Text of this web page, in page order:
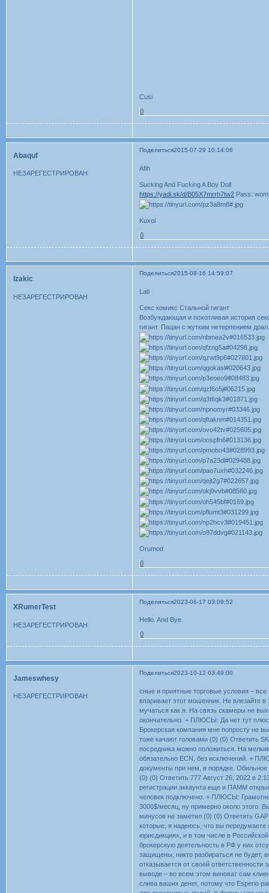
Cusi
0
Поделиться2015-07-29 10:14:06
Abaquf
НЕЗАРЕГЕСТРИРОВАН
Afih
Sucking And Fucking A Boy Doll
https://yadi.sk/d/B05X7mrrh7tw2 Pass:
Kuxol
0
Поделиться2015-08-16 14:59:07
Izakic
НЕЗАРЕГЕСТРИРОВАН
Lati
Секс комикс Стальной гигант
Возбуждающая и похотливая история
гигант. Пацан с жутким нетерпением
Orumod
0
Поделиться2023-06-17 03:09:52
XRumerTest
НЕЗАРЕГЕСТРИРОВАН
Hello. And Bye.
0
Поделиться2023-10-12 03:49:00
Jameswhesy
НЕЗАРЕГЕСТРИРОВАН
сные и приятные торговые условия – все
впаривает этот мошенник. Не влезайте
мучаться как я. На связь скамеры не
окончательно. + ПЛЮСЫ: Да нет тут
Брокерская компания мне попросту не
тоже качают головами (0) (0) Ответить
посредника можно положиться. На
обязательно ECN, без исключений. +
документы при нем, в порядке. Обильное
(0) (0) Ответить 777 Август 26, 2022 в
регистрации аккаунта еще и ПАММ
человек подключено. + ПЛЮСЫ:
3000$/месяц, ну примерно около этого.
минусов не заметил (0) (0) Ответить
которые, я надеюсь, что вы передумаете
юрисдикциях, и в том числе в
брокерскую деятельность в РФ у них
защищены, никто разбираться не будет,
отказывается от своей
выводе – во всем этом виноват сам
слива ваших денег, потому что Esperio